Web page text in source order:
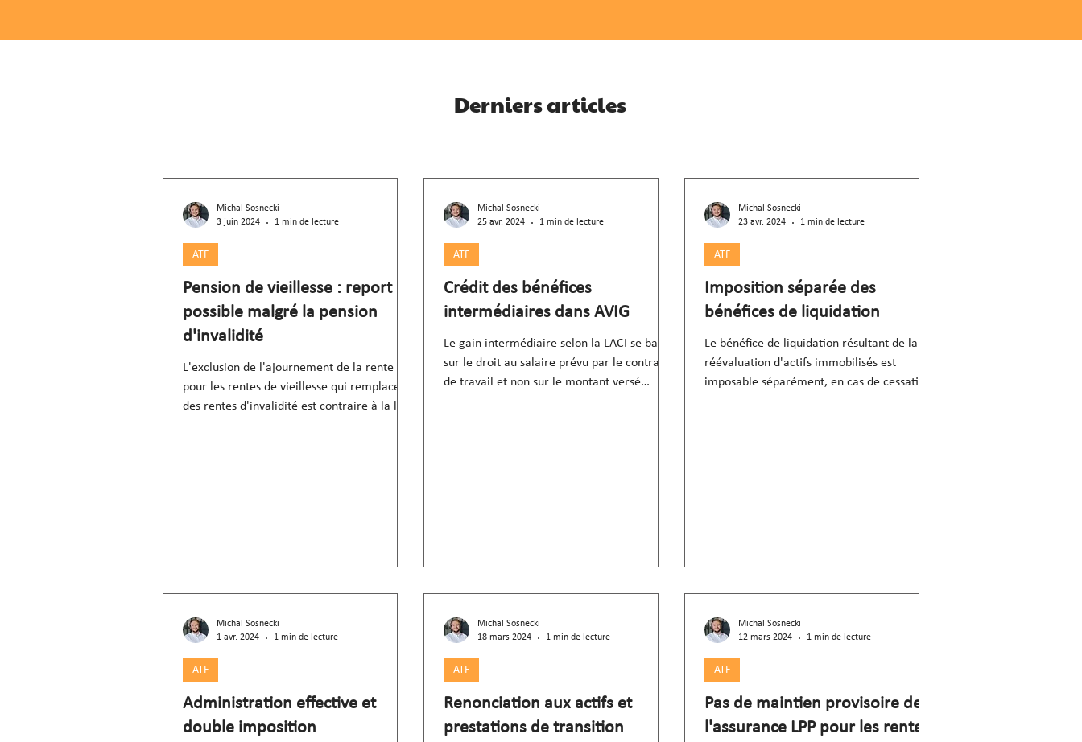
Derniers articles
Pension de vieillesse : report
possible malgré la pension
d'invalidité
L'exclusion de l'ajournement de la rente
pour les rentes de vieillesse qui remplacent
des rentes d'invalidité est contraire à la loi
ATF
Michal Sosnecki
3 juin 2024
1 min de lecture
Crédit des bénéfices
intermédiaires dans AVIG
Le gain intermédiaire selon la LACI se base
sur le droit au salaire prévu par le contrat
de travail et non sur le montant versé
ATF
Michal Sosnecki
25 avr. 2024
1 min de lecture
Imposition séparée des
bénéfices de liquidation
Le bénéfice de liquidation résultant de la
réévaluation d'actifs immobilisés est
imposable séparément, en cas de cessation
ATF
Michal Sosnecki
23 avr. 2024
1 min de lecture
Administration effective et
double imposition
ATF
Michal Sosnecki
1 avr. 2024
1 min de lecture
Renonciation aux actifs et
prestations de transition
ATF
Michal Sosnecki
18 mars 2024
1 min de lecture
Pas de maintien provisoire de
l'assurance LPP pour les rentes
ATF
Michal Sosnecki
12 mars 2024
1 min de lecture